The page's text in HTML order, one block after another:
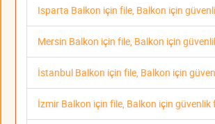
Isparta Balkon için file, Balkon için
Mersin Balkon için file, Balkon için
İstanbul Balkon için file, Balkon için
İzmir Balkon için file, Balkon için güvenlik